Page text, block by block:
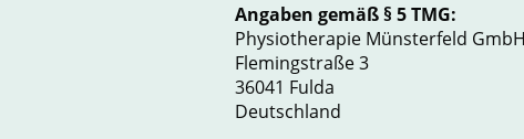
Angaben gemäß § 5 TMG:
Physiotherapie Münsterfeld
Flemingstraße 3
36041 Fulda
Deutschland